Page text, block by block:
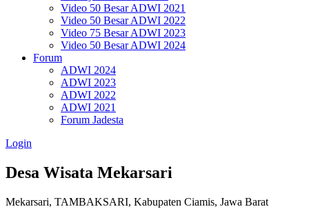
Video 50 Besar ADWI 2021
Video 50 Besar ADWI 2022
Video 75 Besar ADWI 2023
Video 50 Besar ADWI 2024
Forum
ADWI 2024
ADWI 2023
ADWI 2022
ADWI 2021
Forum Jadesta
Login
Desa Wisata Mekarsari
Mekarsari, TAMBAKSARI, Kabupaten Ciamis, Jawa Barat